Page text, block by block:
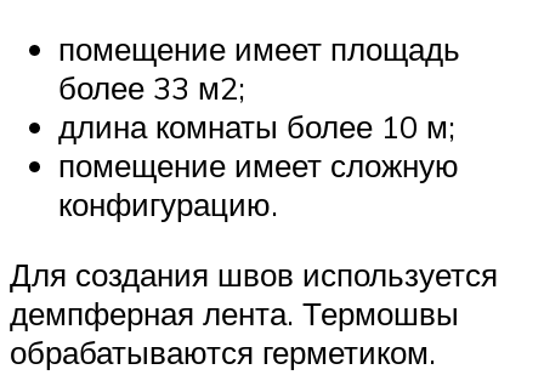
помещение имеет площадь
более 33 м2;
длина комнаты более 10 м;
помещение имеет сложную
конфигурацию.
Для создания швов используется
демпферная лента. Термошвы
обрабатываются герметиком.